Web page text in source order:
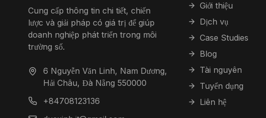
Cung cấp thông tin chi tiết, chiến
lược và giải pháp có giá trị để giúp
doanh nghiệp phát triển trong môi
trường số.
6 Nguyễn Văn Linh, Nam Dương,
Hải Châu, Đà Nẵng 550000
+84708123136
Giới thiệu
Dịch vụ
Case Studies
Blog
Tài nguyên
Tuyển dụng
Liên hệ